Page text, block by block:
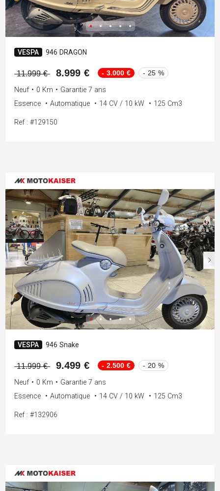
VESPA 946 DRAGON
11.999 € 8.999 € - 3.000 € - 25 %
Neuf • 0 Km • Garantie 7 ans
Essence
• Automatique • 14 CV / 10 kW • 125 Cm3
Ref : #129150
VESPA 946 Snake
11.999 € 9.499 € - 2.500 € - 20 %
Neuf • 0 Km • Garantie 7 ans
Essence
• Automatique • 14 CV / 10 kW • 125 Cm3
Ref : #132906